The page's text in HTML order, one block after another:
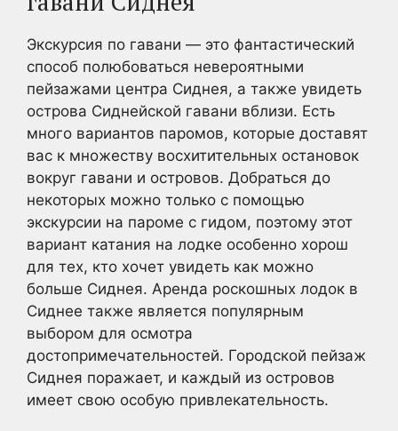
Экскурсия по гавани — это фантастический
способ полюбоваться невероятными
пейзажами центра Сиднея, а также увидеть
острова Сиднейской гавани вблизи. Есть
много вариантов паромов, которые доставят
вас к множеству восхитительных остановок
вокруг гавани и островов. Добраться до
некоторых можно только с помощью
экскурсии на пароме с гидом, поэтому этот
вариант катания на лодке особенно хорош
для тех, кто хочет увидеть как можно
больше Сиднея. Аренда роскошных лодок в
Сиднее также является популярным
выбором для осмотра
достопримечательностей. Городской пейзаж
Сиднея поражает, и каждый из островов
имеет свою особую привлекательность.